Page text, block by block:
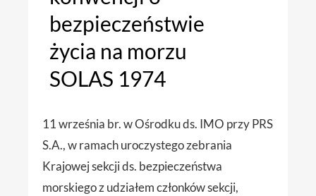
bezpieczeństwie
życia na morzu
SOLAS 1974
11 września br. w Ośrodku ds. IMO przy PRS
S.A., w ramach uroczystego zebrania
Krajowej sekcji ds. bezpieczeństwa
morskiego z udziałem członków sekcji,